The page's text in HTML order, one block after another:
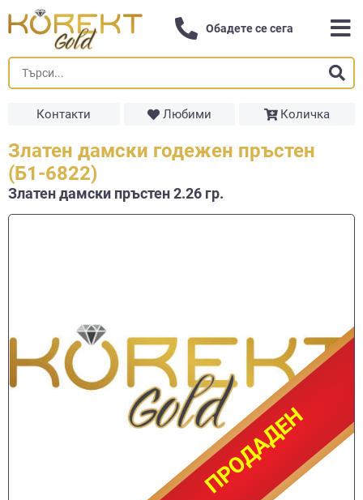
Обадете се сега
Контакти Любими Количка
Златен дамски годежен пръстен
(Б1-6822)
Златен дамски пръстен 2.26 гр.
ПРОДАДЕН
ПРОДАДЕН